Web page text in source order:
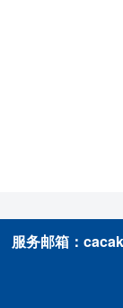
服务邮箱：